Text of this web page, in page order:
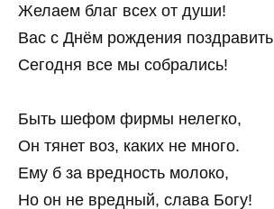
Желаем благ всех от души!
Вас с Днём рождения поздравить
Сегодня все мы собрались!
Быть шефом фирмы нелегко,
Он тянет воз, каких не много.
Ему б за вредность молоко,
Но он не вредный, слава Богу!